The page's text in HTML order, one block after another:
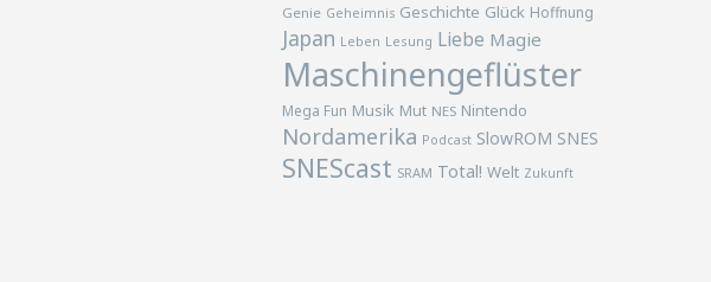
Genie Geheimnis Geschichte Glück Hoffnung
Japan Leben Lesung Liebe Magie
Maschinengeflüster
Mega Fun Musik Mut NES Nintendo
Nordamerika Podcast SlowROM SNES
SNEScast SRAM Total! Welt Zukunft